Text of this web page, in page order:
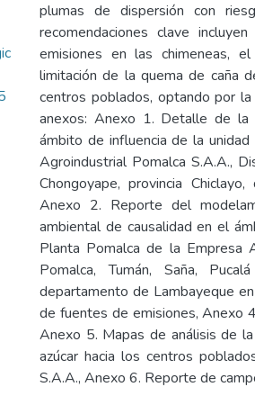
plumas de dispersión con
recomendaciones clave
emisiones en las chimeneas,
limitación de la quema de caña
centros poblados, optando por
anexos: Anexo 1. Detalle de la
ámbito de influencia de la
Agroindustrial Pomalca S.A.A.,
Chongoyape, provincia
Anexo 2. Reporte del
ambiental de causalidad en el
Planta Pomalca de la Empresa
Pomalca, Tumán, Saña,
departamento de Lambayeque
de fuentes de emisiones, Anexo
Anexo 5. Mapas de análisis de
azúcar hacia los centros
S.A.A., Anexo 6. Reporte de